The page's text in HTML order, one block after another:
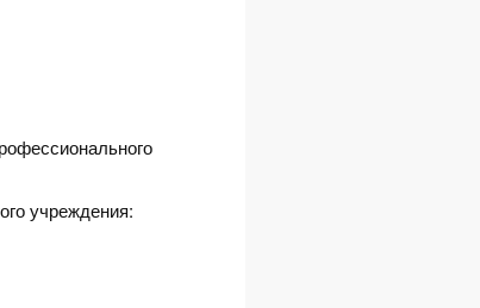
учреждения: